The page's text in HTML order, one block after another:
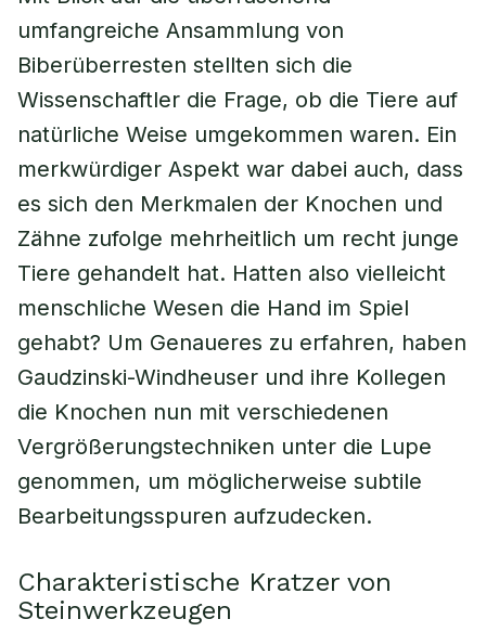
umfangreiche Ansammlung von
Biberüberresten stellten sich die
Wissenschaftler die Frage, ob die Tiere auf
natürliche Weise umgekommen waren. Ein
merkwürdiger Aspekt war dabei auch, dass
es sich den Merkmalen der Knochen und
Zähne zufolge mehrheitlich um recht junge
Tiere gehandelt hat. Hatten also vielleicht
menschliche Wesen die Hand im Spiel
gehabt? Um Genaueres zu erfahren, haben
Gaudzinski-Windheuser und ihre Kollegen
die Knochen nun mit verschiedenen
Vergrößerungstechniken unter die Lupe
genommen, um möglicherweise subtile
Bearbeitungsspuren aufzudecken.
Charakteristische Kratzer von
Steinwerkzeugen